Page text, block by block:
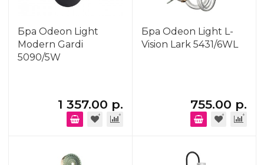
Бра Odeon Light
Modern Gardi
5090/5W
1 357.00 р.
Бра Odeon Light L-
Vision Lark 5431/6WL
755.00 р.